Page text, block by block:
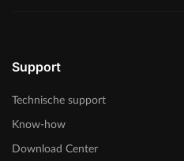
Support
Technische support
Know-how
Download Center